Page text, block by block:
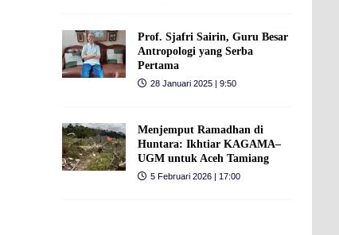
Prof. Sjafri Sairin, Guru Besar
Antropologi yang Serba
Pertama
28 Januari 2025 | 9:50
Menjemput Ramadhan di
Huntara: Ikhtiar KAGAMA–
UGM untuk Aceh Tamiang
5 Februari 2026 | 17:00